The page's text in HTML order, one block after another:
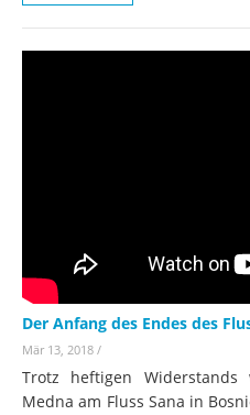
Der Anfang des Endes des
Mär 13, 2018 /
Trotz heftigen Widerstands
Medna am Fluss Sana in